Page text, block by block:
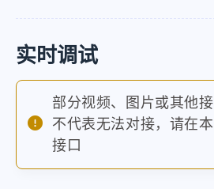
实时调试
部分视频、图片或其他
不代表无法对接，请在
接口